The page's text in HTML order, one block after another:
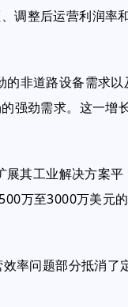
调整后运营利润率
非道路设备需求以
强劲需求。这一增
其工业解决方案平
万至3000万美元
率问题部分抵消了